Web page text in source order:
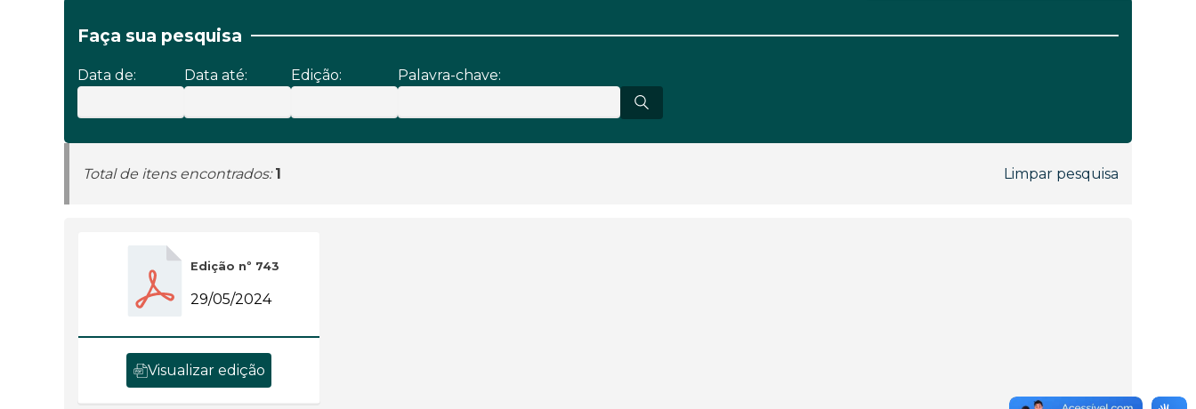
Faça sua pesquisa
Data de: Data até: Edição: Palavra-chave:
Total de itens encontrados: 1 Limpar pesquisa
Edição nº 743
29/05/2024
Visualizar edição